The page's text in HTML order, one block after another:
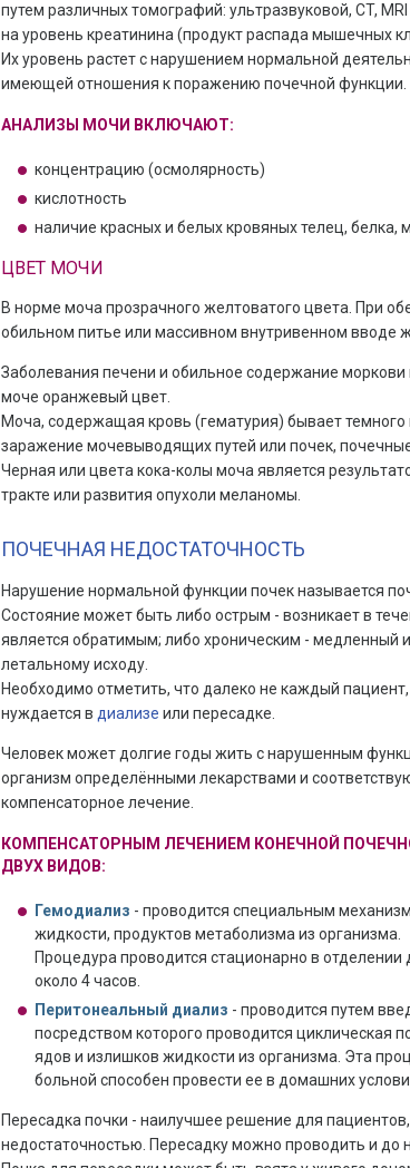
путем различных томографий: ультразвуковой, CT,
на уровень креатинина (продукт распада мышечных
Их уровень растет с нарушением нормальной
имеющей отношения к поражению почечной функции.
АНАЛИЗЫ МОЧИ ВКЛЮЧАЮТ:
концентрацию (осмолярность)
кислотность
наличие красных и белых кровяных телец,
ЦВЕТ МОЧИ
В норме моча прозрачного желтоватого цвета. При
обильном питье или массивном внутривенном вводе
Заболевания печени и обильное содержание
моче оранжевый цвет.
Моча, содержащая кровь (гематурия) бывает темного
заражение мочевыводящих путей или почек,
Черная или цвета кока-колы моча является
тракте или развития опухоли меланомы.
ПОЧЕЧНАЯ НЕДОСТАТОЧНОСТЬ
Нарушение нормальной функции почек называется
Состояние может быть либо острым - возникает в
является обратимым; либо хроническим - медленный
летальному исходу.
Необходимо отметить, что далеко не каждый
нуждается в диализе или пересадке.
Человек может долгие годы жить с нарушенным
организм определёнными лекарствами и
компенсаторное лечение.
КОМПЕНСАТОРНЫМ ЛЕЧЕНИЕМ КОНЕЧНОЙ
ДВУХ ВИДОВ:
Гемодиализ - проводится специальным
жидкости, продуктов метаболизма из организма.
Процедура проводится стационарно в
около 4 часов.
Перитонеальный диализ - проводится путем
посредством которого проводится циклическая
ядов и излишков жидкости из организма. Эта
больной способен провести ее в домашних
Пересадка почки - наилучшее решение для
недостаточностью. Пересадку можно проводить и до